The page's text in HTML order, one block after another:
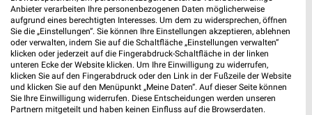
✔Standortgenaue Angebote
✔Folge deinem Lieblingshändler
✔Push-Benachrichtigungen bei neuen Prospekten
✔Einkaufsliste - Einkauf stressfrei planen
JETZT LADEN UND SPAREN!
Anbieter verarbeiten Ihre personenbezogenen Daten möglicherweise
aufgrund eines berechtigten Interesses. Um dem zu widersprechen, öffnen
Sie die „Einstellungen“. Sie können Ihre Einstellungen akzeptieren, ablehnen
oder verwalten, indem Sie auf die Schaltfläche „Einstellungen verwalten“
klicken oder jederzeit auf die Fingerabdruck-Schaltfläche in der linken
unteren Ecke der Website klicken. Um Ihre Einwilligung zu widerrufen,
klicken Sie auf den Fingerabdruck oder den Link in der Fußzeile der Website
und klicken Sie auf den Menüpunkt „Meine Daten“. Auf dieser Seite können
Sie Ihre Einwilligung widerrufen. Diese Entscheidungen werden unseren
Partnern mitgeteilt und haben keinen Einfluss auf die Browserdaten.